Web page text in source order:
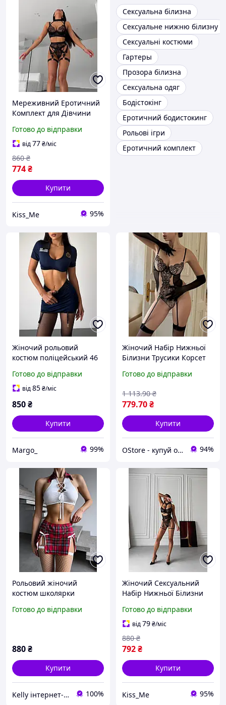
Мереживний Еротичний
Комплект для Дівчини
Набір Нижньої Білизни
Трусики Бюстгальтер
Пояс з Гартерами та
Чокер M
Готово до відправки
від77₴/міс
774₴
860 ₴
Купити
Kiss_Me 95%
Сексуальна білизна
Сексуальне нижню білизну
Сексуальні костюми
Гартеры
Прозора білизна
Сексуальна одяг
Бодістокінг
Еротичний бодистокинг
Рольові ігри
Еротичний комплект
Жіночий рольовий
костюм поліцейський 46
Готово до відправки
від85₴/міс
850₴
Купити
Margo_ 99%
Жіночий Набір Нижньої
Білизни Трусики Корсет
Еротичний Комплект
Сексуальний
Готово до відправки
779.70₴
1 113.90 ₴
Купити
OStore - купуй онлайн! 94%
Рольовий жіночий
костюм школярки
Готово до відправки
880₴
Купити
Kelly інтернет-магазин жіночого одягу 100%
Жіночий Сексуальний
Набір Нижньої Білизни
Пояс з Гартерами та
Чокером Еротичний
Комплект для Дівчини
Готово до відправки
від79₴/міс
792₴
880 ₴
Купити
Kiss_Me 95%